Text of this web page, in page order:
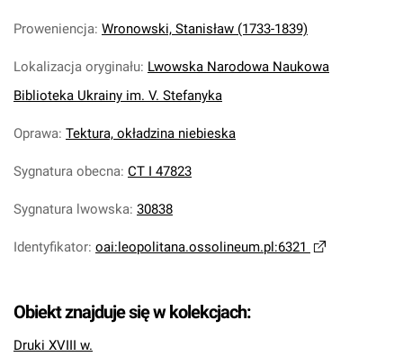
Proweniencja: Wronowski, Stanisław (1733-1839)
Lokalizacja oryginału: Lwowska Narodowa Naukowa
Biblioteka Ukrainy im. V. Stefanyka
Oprawa: Tektura, okładzina niebieska
Sygnatura obecna: CT I 47823
Sygnatura lwowska: 30838
Identyfikator: oai:leopolitana.ossolineum.pl:6321
Obiekt znajduje się w kolekcjach:
Druki XVIII w.